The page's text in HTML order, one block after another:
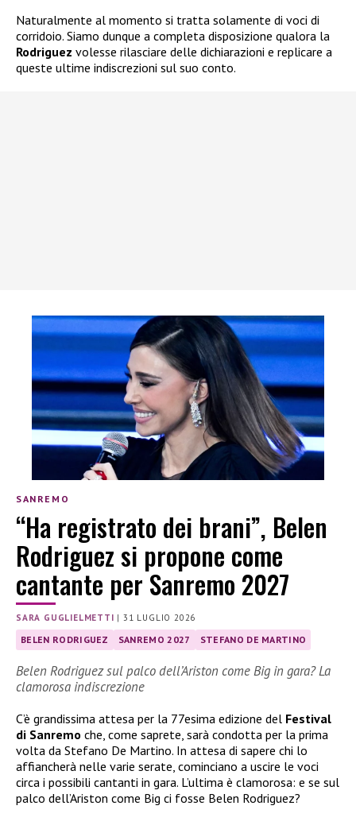
Naturalmente al momento si tratta solamente di voci di
corridoio. Siamo dunque a completa disposizione qualora la
Rodriguez volesse rilasciare delle dichiarazioni e replicare a
queste ultime indiscrezioni sul suo conto.
SANREMO
“Ha registrato dei brani”, Belen
Rodriguez si propone come
cantante per Sanremo 2027
SARA GUGLIELMETTI |31 LUGLIO 2026
BELEN RODRIGUEZ SANREMO 2027 STEFANO DE MARTINO
Belen Rodriguez sul palco dell’Ariston come Big in gara? La
clamorosa indiscrezione
C’è grandissima attesa per la 77esima edizione del Festival
di Sanremo che, come saprete, sarà condotta per la prima
volta da Stefano De Martino. In attesa di sapere chi lo
affiancherà nelle varie serate, cominciano a uscire le voci
circa i possibili cantanti in gara. L’ultima è clamorosa: e se sul
palco dell’Ariston come Big ci fosse Belen Rodriguez?